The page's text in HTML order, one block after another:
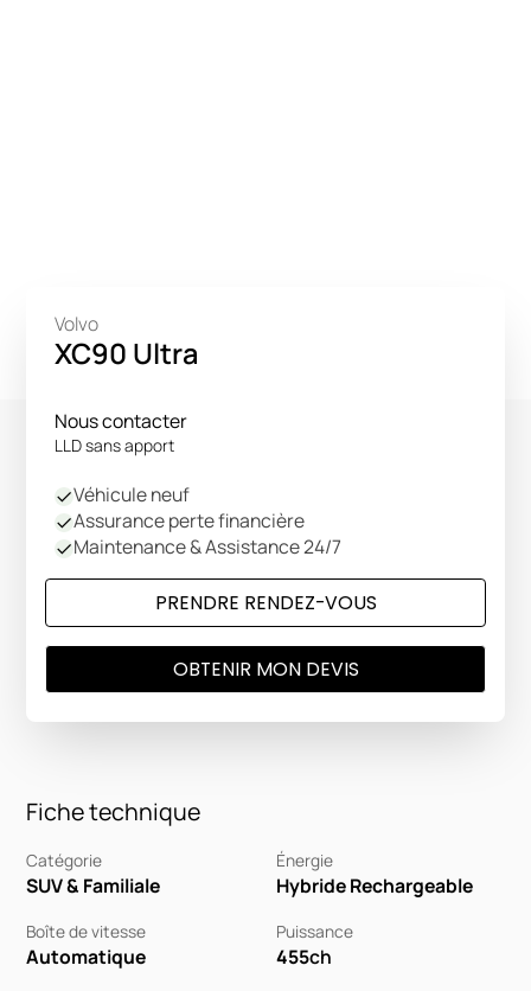
Fiche technique
Catégorie
SUV & Familiale
Énergie
Hybride Rechargeable
Boîte de vitesse
Automatique
Puissance
455ch
Volvo
XC90 Ultra
Nous contacter
LLD sans apport
Véhicule neuf
Assurance perte financière
Maintenance & Assistance 24/7
PRENDRE RENDEZ-VOUS
OBTENIR MON DEVIS